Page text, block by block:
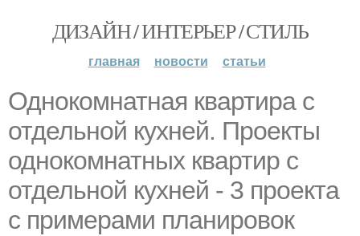
ДИЗАЙН / ИНТЕРЬЕР / СТИЛЬ
главная новости статьи
Однокомнатная квартира с
отдельной кухней. Проекты
однокомнатных квартир с
отдельной кухней - 3 проекта
с примерами планировок